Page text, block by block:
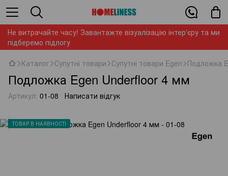
Не витрачайте часу! Завантажте візуалізацію інтер'єру та ми
підберемо підлогу
Каталог Супутні товари Супутні товари Egen Подложка
Подложка Egen Underfloor 4 мм
Артикул: 01-08 Написати відгук
ТОВАР В НАЯВНОСТІ